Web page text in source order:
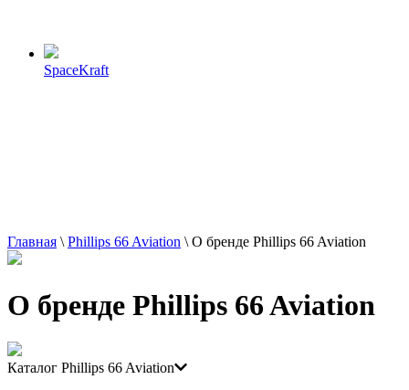
SpaceKraft
Главная \ Phillips 66 Aviation \ О бренде Phillips 66 Aviation
О бренде Phillips 66 Aviation
Каталог Phillips 66 Aviation